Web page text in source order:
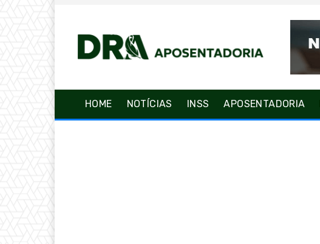
HOME NOTÍCIAS INSS APOSENTADORIA